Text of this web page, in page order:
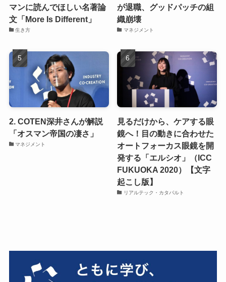
マンに読んでほしい名著論
文「More Is Different」
生き方
が退職、グッドパッチの組
織崩壊
マネジメント
2. COTEN深井さんが解説
「オスマン帝国の凄さ」
マネジメント
見るだけから、ケアする眼
鏡へ！目の動きに合わせた
オートフォーカス眼鏡を開
発する「エルシオ」（ICC
FUKUOKA 2020）【文字
起こし版】
リアルテック・カタパルト